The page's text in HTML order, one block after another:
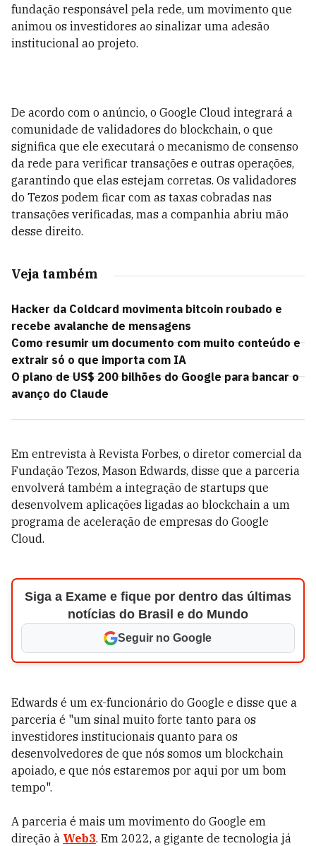
fundação responsável pela rede, um movimento que
animou os investidores ao sinalizar uma adesão
institucional ao projeto.
De acordo com o anúncio, o Google Cloud integrará a
comunidade de validadores do blockchain, o que
significa que ele executará o mecanismo de consenso
da rede para verificar transações e outras operações,
garantindo que elas estejam corretas. Os validadores
do Tezos podem ficar com as taxas cobradas nas
transações verificadas, mas a companhia abriu mão
desse direito.
Veja também
Hacker da Coldcard movimenta bitcoin roubado e
recebe avalanche de mensagens
Como resumir um documento com muito conteúdo e
extrair só o que importa com IA
O plano de US$ 200 bilhões do Google para bancar o
avanço do Claude
Em entrevista à Revista Forbes, o diretor comercial da
Fundação Tezos, Mason Edwards, disse que a parceria
envolverá também a integração de startups que
desenvolvem aplicações ligadas ao blockchain a um
programa de aceleração de empresas do Google
Cloud.
Siga a Exame e fique por dentro das últimas
notícias do Brasil e do Mundo
Seguir no Google
Edwards é um ex-funcionário do Google e disse que a
parceria é "um sinal muito forte tanto para os
investidores institucionais quanto para os
desenvolvedores de que nós somos um blockchain
apoiado, e que nós estaremos por aqui por um bom
tempo".
A parceria é mais um movimento do Google em
direção à Web3. Em 2022, a gigante de tecnologia já